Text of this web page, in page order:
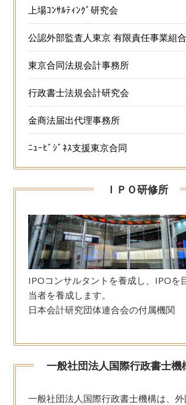
上場ｺﾝｻﾙﾃｨﾝｸﾞ研究会
公認外部監査人東京 有限責任事業組合
東京合同法規会計事務所
行政書士法規会計研究会
金商法届出代理事務所
ﾆｭｰﾋﾞｼﾞﾈｽ支援東京合同
ＩＰＯ研修所
IPOコンサルタントを養成し、IPOを
当者を養成します。
日本会計研究団体連合会の付属機関
一般社団法人国際行政書士機
一般社団法人国際行政書士機構は、